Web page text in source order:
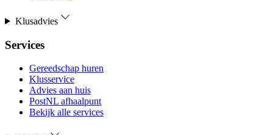
Klusadvies
Services
Gereedschap huren
Klusservice
Advies aan huis
PostNL afhaalpunt
Bekijk alle services